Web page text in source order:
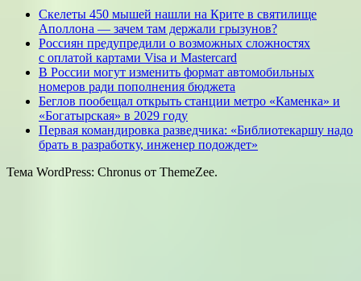
Скелеты 450 мышей нашли на Крите в святилище
Аполлона — зачем там держали грызунов?
Россиян предупредили о возможных сложностях
с оплатой картами Visa и Mastercard
В России могут изменить формат автомобильных
номеров ради пополнения бюджета
Беглов пообещал открыть станции метро «Каменка» и
«Богатырская» в 2029 году
Первая командировка разведчика: «Библиотекаршу надо
брать в разработку, инженер подождет»
Тема WordPress: Chronus от ThemeZee.